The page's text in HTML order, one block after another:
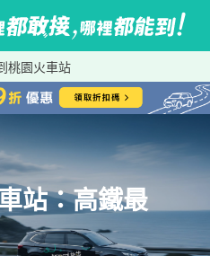
桃園火車站
站：高鐵最